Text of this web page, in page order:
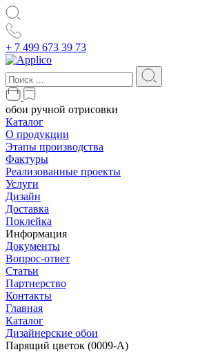
+ 7 499 673 39 73
обои ручной отрисовки
Каталог
О продукции
Этапы производства
Фактуры
Реализованные проекты
Услуги
Дизайн
Доставка
Поклейка
Информация
Документы
Вопрос-ответ
Статьи
Партнерство
Контакты
Главная
Каталог
Дизайнерские обои
Парящий цветок (0009-A)